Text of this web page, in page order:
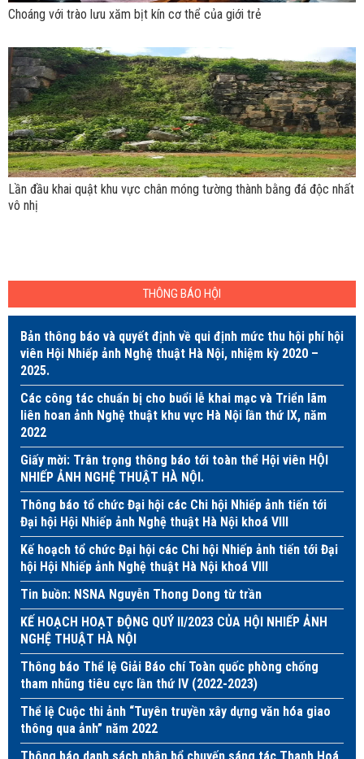
Choáng với trào lưu xăm bịt kín cơ thể của giới trẻ
Lần đầu khai quật khu vực chân móng tường thành bằng đá độc nhất
vô nhị
THÔNG BÁO HỘI
Bản thông báo và quyết định về qui định mức thu hội phí hội
viên Hội Nhiếp ảnh Nghệ thuật Hà Nội, nhiệm kỳ 2020 –
2025.
Các công tác chuẩn bị cho buổi lễ khai mạc và Triển lãm
liên hoan ảnh Nghệ thuật khu vực Hà Nội lần thứ IX, năm
2022
Giấy mời: Trân trọng thông báo tới toàn thể Hội viên HỘI
NHIẾP ẢNH NGHỆ THUẬT HÀ NỘI.
Thông báo tổ chức Đại hội các Chi hội Nhiếp ảnh tiến tới
Đại hội Hội Nhiếp ảnh Nghệ thuật Hà Nội khoá VIII
Kế hoạch tổ chức Đại hội các Chi hội Nhiếp ảnh tiến tới Đại
hội Hội Nhiếp ảnh Nghệ thuật Hà Nội khoá VIII
Tin buồn: NSNA Nguyễn Thong Dong từ trần
KẾ HOẠCH HOẠT ĐỘNG QUÝ II/2023 CỦA HỘI NHIẾP ẢNH
NGHỆ THUẬT HÀ NỘI
Thông báo Thể lệ Giải Báo chí Toàn quốc phòng chống
tham nhũng tiêu cực lần thứ IV (2022-2023)
Thể lệ Cuộc thi ảnh “Tuyên truyền xây dựng văn hóa giao
thông qua ảnh” năm 2022
Thông báo danh sách phân bổ chuyến sáng tác Thanh Hoá